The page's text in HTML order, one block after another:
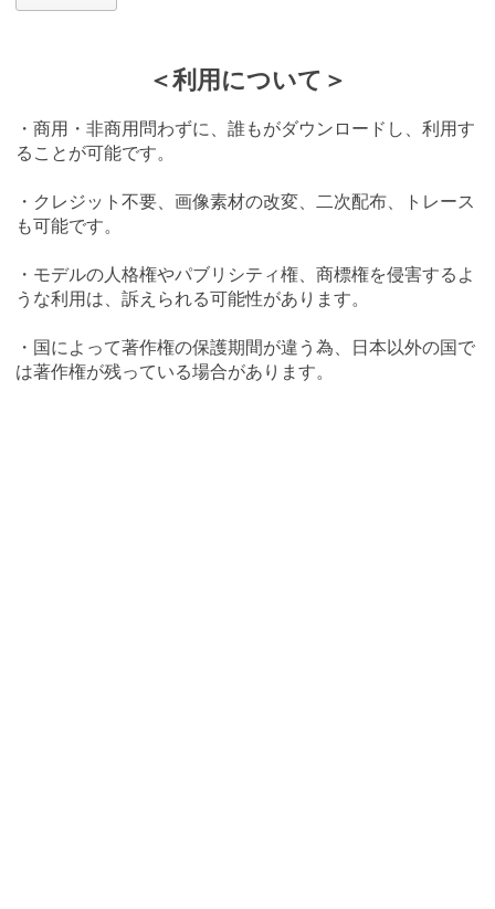
＜利用について＞
・商用・非商用問わずに、誰もがダウンロードし、利用す
ることが可能です。
・クレジット不要、画像素材の改変、二次配布、トレース
も可能です。
・モデルの人格権やパブリシティ権、商標権を侵害するよ
うな利用は、訴えられる可能性があります。
・国によって著作権の保護期間が違う為、日本以外の国で
は著作権が残っている場合があります。